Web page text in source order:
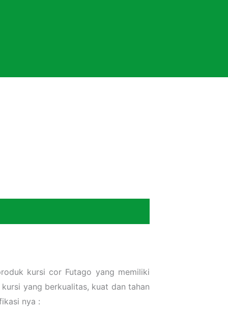
kursi cor Futago yang memiliki
yang berkualitas, kuat dan tahan
nya :